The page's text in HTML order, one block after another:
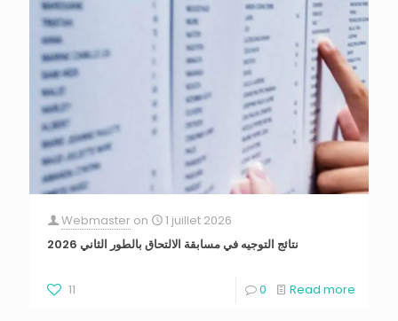
Webmaster on
1 juillet 2026
نتائج التوجيه في مسابقة الالتحاق بالطور الثاني 2026
11 0 Read more